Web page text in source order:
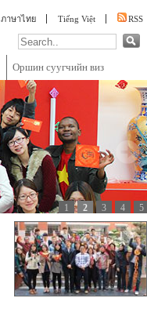
ภาษาไทย Tiếng Việt RSS
Оршин суугчийн виз
1 2 3 4
5